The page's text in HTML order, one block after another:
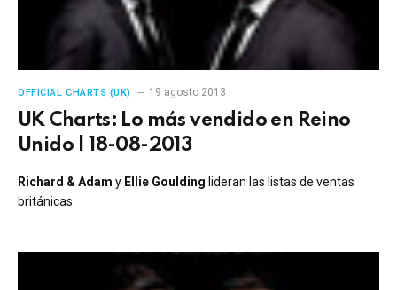
OFFICIAL CHARTS (UK) 19 agosto 2013
UK Charts: Lo más vendido en Reino
Unido | 18-08-2013
Richard & Adam y Ellie Goulding lideran las listas de ventas
británicas.